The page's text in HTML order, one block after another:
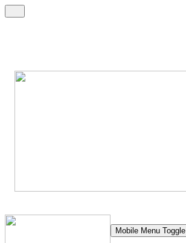
Mobile Menu Toggle